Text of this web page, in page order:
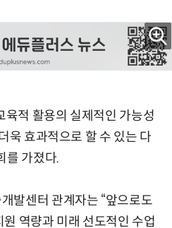
육적 활용의 실제적인 가능성
욱 효과적으로 할 수 있는 다
를 가졌다.
발센터 관계자는 “앞으로도
역량과 미래 선도적인 수업